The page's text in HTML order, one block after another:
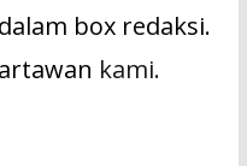
box redaksi.
kami.